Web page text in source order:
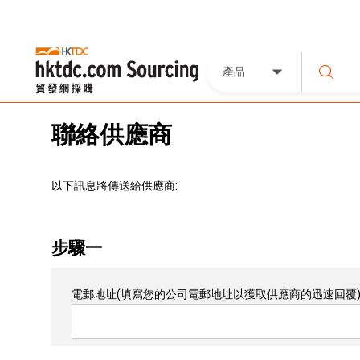
產品
聯絡供應商
以下訊息將傳送給供應商:
步驟一
電郵地址(填寫您的公司電郵地址以獲取供應商的迅速回覆)